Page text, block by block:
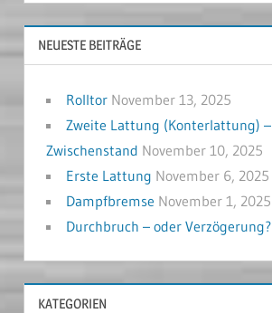
NEUESTE BEITRÄGE
Rolltor November 13, 2025
Zweite Lattung (Konterlattung) –
Zwischenstand November 10, 2025
Erste Lattung November 6, 2025
Dampfbremse November 1, 2025
Durchbruch – oder Verzögerung?
KATEGORIEN